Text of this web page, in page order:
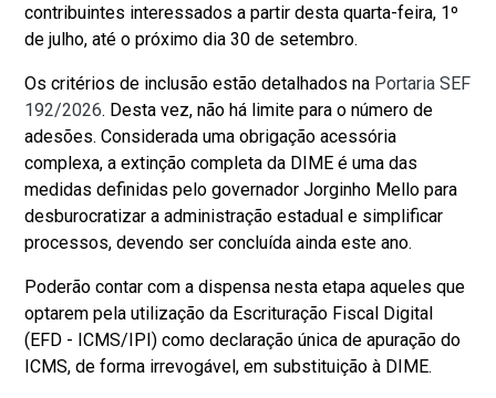
contribuintes interessados a partir desta quarta-feira, 1º
de julho, até o próximo dia 30 de setembro.
Os critérios de inclusão estão detalhados na Portaria SEF
192/2026. Desta vez, não há limite para o número de
adesões. Considerada uma obrigação acessória
complexa, a extinção completa da DIME é uma das
medidas definidas pelo governador Jorginho Mello para
desburocratizar a administração estadual e simplificar
processos, devendo ser concluída ainda este ano.
Poderão contar com a dispensa nesta etapa aqueles que
optarem pela utilização da Escrituração Fiscal Digital
(EFD - ICMS/IPI) como declaração única de apuração do
ICMS, de forma irrevogável, em substituição à DIME.